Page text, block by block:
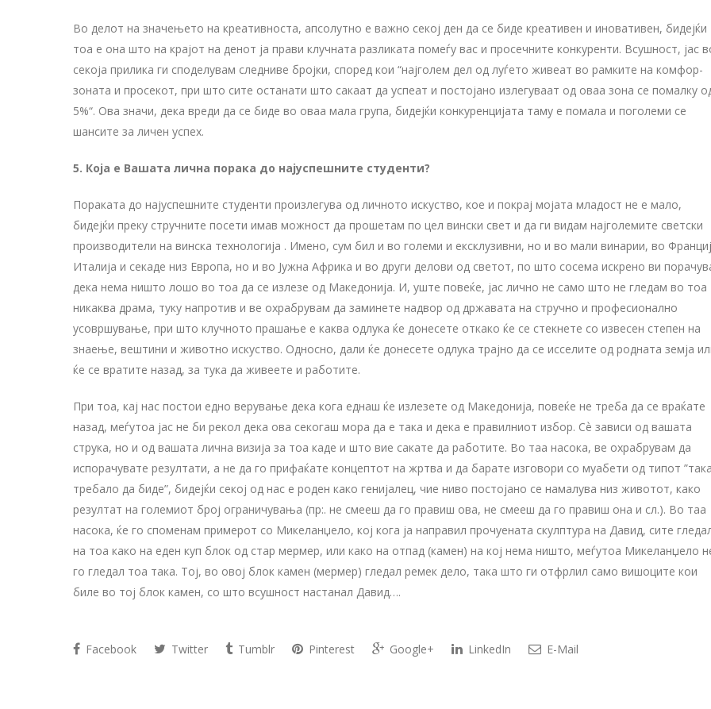
Во делот на значењето на креативноста, апсолутно е важно секој ден да се биде креативен и иновативен, бидејќи
тоа е она што на крајот на денот ја прави клучната разликата помеѓу вас и просечните конкуренти. Всушност, јас
секоја прилика ги споделувам следниве бројки, според кои “најголем дел од луѓето живеат во рамките на комфор-
зоната и просекот, при што сите останати што сакаат да успеат и постојано излегуваат од оваа зона се помалку
5%“. Ова значи, дека вреди да се биде во оваа мала група, бидејќи конкуренцијата таму е помала и поголеми се
шансите за личен успех.
5. Која е Вашата лична порака до најуспешните студенти?
Пораката до најуспешните студенти произлегува од личното искуство, кое и покрај мојата младост не е мало,
бидејќи преку стручните посети имав можност да прошетам по цел вински свет и да ги видам најголемите светски
производители на винска технологија . Имено, сум бил и во големи и ексклузивни, но и во мали винарии, во
Италија и секаде низ Европа, но и во Јужна Африка и во други делови од светот, по што сосема искрено ви
дека нема ништо лошо во тоа да се излезе од Македонија. И, уште повеќе, јас лично не само што не гледам во тоа
никаква драма, туку напротив и ве охрабрувам да заминете надвор од државата на стручно и професионално
усовршување, при што клучното прашање е каква одлука ќе донесете откако ќе се стекнете со извесен степен на
знаење, вештини и животно искуство. Односно, дали ќе донесете одлука трајно да се исселите од родната земја
ќе се вратите назад, за тука да живеете и работите.
При тоа, кај нас постои едно верување дека кога еднаш ќе излезете од Македонија, повеќе не треба да се враќате
назад, меѓутоа јас не би рекол дека ова секогаш мора да е така и дека е правилниот избор. Сѐ зависи од вашата
струка, но и од вашата лична визија за тоа каде и што вие сакате да работите. Во таа насока, ве охрабрувам да
испорачувате резултати, а не да го прифаќате концептот на жртва и да барате изговори со муабети од типот ”така
требало да биде”, бидејќи секој од нас е роден како генијалец, чие ниво постојано се намалува низ животот, како
резултат на големиот број ограничувања (пр:. не смееш да го правиш ова, не смееш да го правиш она и сл.). Во таа
насока, ќе го споменам примерот со Микеланџело, кој кога ја направил прочуената скулптура на Давид, сите
на тоа како на еден куп блок од стар мермер, или како на отпад (камен) на кој нема ништо, меѓутоа Микеланџело
го гледал тоа така. Тој, во овој блок камен (мермер) гледал ремек дело, така што ги отфрлил само вишоците кои
биле во тој блок камен, со што всушност настанал Давид….
Facebook Twitter Tumblr Pinterest Google+ LinkedIn E-Mail